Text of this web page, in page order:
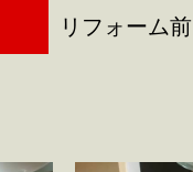
リフォーム前